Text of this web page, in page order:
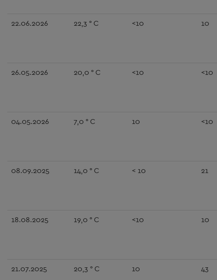
22.06.2026 22,3 ° C <10 10
26.05.2026 20,0 ° C <10 <10
04.05.2026 7,0 ° C 10 <10
08.09.2025 14,0 ° C < 10 21
18.08.2025 19,0 ° C <10 10
21.07.2025 20,3 ° C 10 43